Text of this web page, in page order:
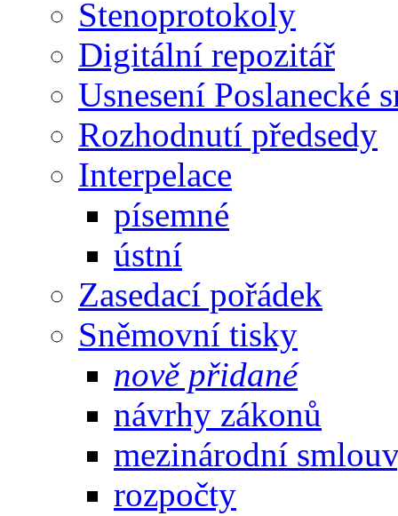
Stenoprotokoly
Digitální repozitář
Usnesení Poslanecké
Rozhodnutí předsedy
Interpelace
písemné
ústní
Zasedací pořádek
Sněmovní tisky
nově přidané
návrhy zákonů
mezinárodní
rozpočty